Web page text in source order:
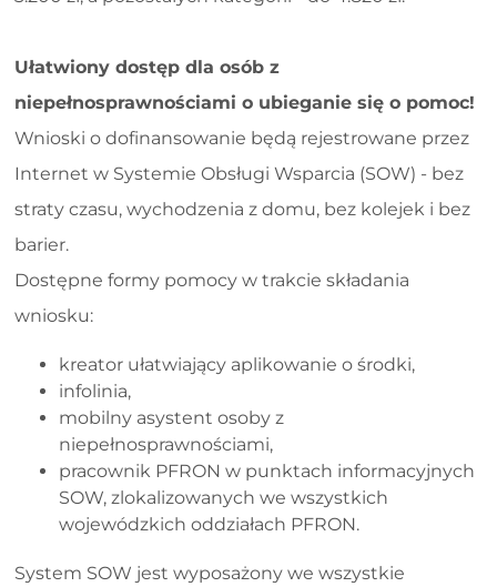
Ułatwiony dostęp dla osób z
niepełnosprawnościami o ubieganie się o pomoc!
Wnioski o dofinansowanie będą rejestrowane przez
Internet w Systemie Obsługi Wsparcia (SOW) - bez
straty czasu, wychodzenia z domu, bez kolejek i bez
barier.
Dostępne formy pomocy w trakcie składania
wniosku:
kreator ułatwiający aplikowanie o środki,
infolinia,
mobilny asystent osoby z
niepełnosprawnościami,
pracownik PFRON w punktach informacyjnych
SOW, zlokalizowanych we wszystkich
wojewódzkich oddziałach PFRON.
System SOW jest wyposażony we wszystkie